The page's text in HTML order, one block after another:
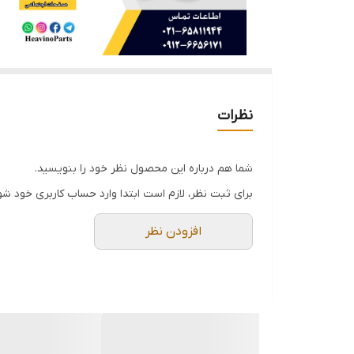
نظرات
شما هم درباره این محصول نظر خود را بنویسید.
برای ثبت نظر، لازم است ابتدا وارد حساب کاربری خود
افزودن نظر